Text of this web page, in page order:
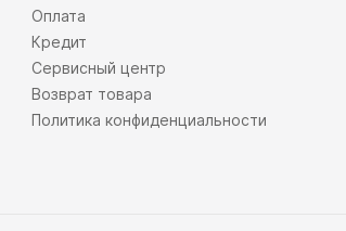
Оплата
Кредит
Сервисный центр
Возврат товара
Политика конфиденциальности